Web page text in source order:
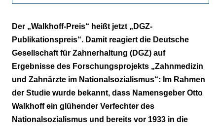
Die Studie offenbarte seine NS-
Überzeugung
Der „Walkhoff-Preis“ heißt jetzt „DGZ-
Publikationspreis“. Damit reagiert die Deutsche
Gesellschaft für Zahnerhaltung (DGZ) auf
Ergebnisse des Forschungsprojekts „Zahnmedizin
und Zahnärzte im Nationalsozialismus“: Im Rahmen
der Studie wurde bekannt, dass Namensgeber Otto
Walkhoff ein glühender Verfechter des
Nationalsozialismus und bereits vor 1933 in die